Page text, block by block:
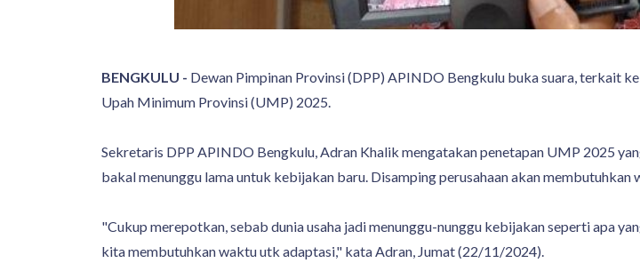
BENGKULU - Dewan Pimpinan Provinsi (DPP) APINDO Bengkulu buka suara, terkait
Upah Minimum Provinsi (UMP) 2025.
Sekretaris DPP APINDO Bengkulu, Adran Khalik mengatakan penetapan UMP 2025
bakal menunggu lama untuk kebijakan baru. Disamping perusahaan akan
"Cukup merepotkan, sebab dunia usaha jadi menunggu-nunggu kebijakan seperti apa
kita membutuhkan waktu utk adaptasi," kata Adran, Jumat (22/11/2024).